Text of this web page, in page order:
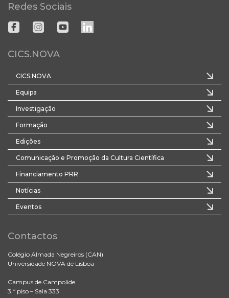
Redes Sociais
CICS.NOVA
CICS.NOVA
Equipa
Investigação
Formação
Edições
Comunicação e Promoção da Cultura Científica
Financiamento PRR
Notícias
Eventos
Contactos
Colégio Almada Negreiros (CAN)
Universidade NOVA de Lisboa
Campus de Campolide
3.º piso – Sala 333